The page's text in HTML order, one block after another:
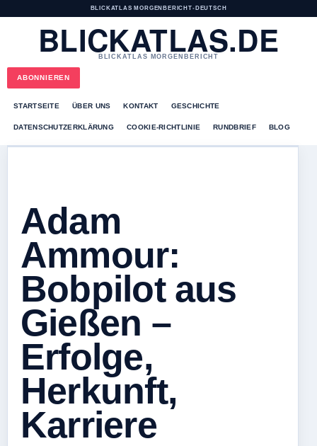
BLICKATLAS MORGENBERICHT• DEUTSCH
BLICKATLAS.DE
BLICKATLAS MORGENBERICHT
ABONNIEREN
STARTSEITE ÜBER UNS KONTAKT GESCHICHTE
DATENSCHUTZERKLÄRUNG COOKIE-RICHTLINIE RUNDBRIEF BLOG
Adam
Ammour:
Bobpilot aus
Gießen –
Erfolge,
Herkunft,
Karriere